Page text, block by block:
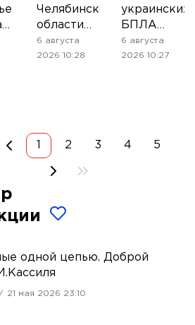
Челябинской
области
введён
режим
6 августа
2026 10:28
украинских
БПЛА
сбили над
Рязанской
6 августа
2026 10:27
2 3 4 5
одной цепью. Доброй
21 мая 2026 23:10